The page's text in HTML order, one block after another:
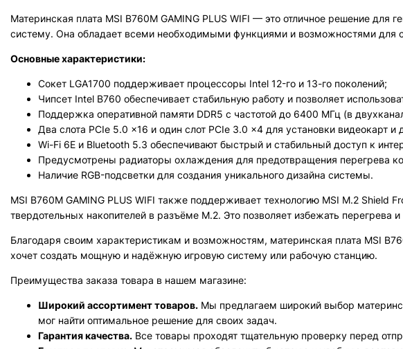
Материнская плата MSI B760M GAMING PLUS WIFI — это отличное решение для
систему. Она обладает всеми необходимыми функциями и возможностями для
Основные характеристики:
Сокет LGA1700 поддерживает процессоры Intel 12-го и 13-го поколений;
Чипсет Intel B760 обеспечивает стабильную работу и позволяет
Поддержка оперативной памяти DDR5 с частотой до 6400 МГц (в
Два слота PCIe 5.0 x16 и один слот PCIe 3.0 x4 для установки видеокарт и
Wi-Fi 6E и Bluetooth 5.3 обеспечивают быстрый и стабильный доступ к
Предусмотрены радиаторы охлаждения для предотвращения перегрева
Наличие RGB-подсветки для создания уникального дизайна системы.
MSI B760M GAMING PLUS WIFI также поддерживает технологию MSI M.2 Shield
твердотельных накопителей в разъёме M.2. Это позволяет избежать перегрева
Благодаря своим характеристикам и возможностям, материнская плата MSI
хочет создать мощную и надёжную игровую систему или рабочую станцию.
Преимущества заказа товара в нашем магазине:
Широкий ассортимент товаров. Мы предлагаем широкий выбор
мог найти оптимальное решение для своих задач.
Гарантия качества. Все товары проходят тщательную проверку перед